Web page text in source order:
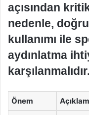
açısından
nedenle,
kullanımı ile
aydınlatma
karşılanmalıdır.
Önem